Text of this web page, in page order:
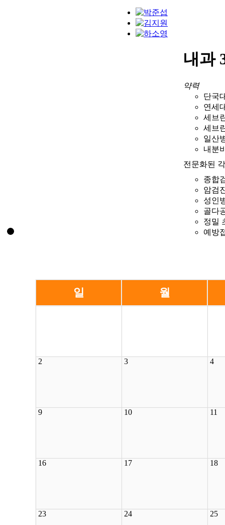
내과
약력
단국
연세
세브
세브
일산
내분
전문화된
종합
암검
성인
골다
정밀
예방
일 월
2 3 4
9 10 11
16 17 18
23 24 25